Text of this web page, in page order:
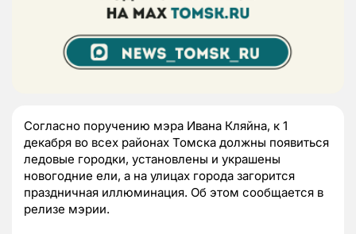
Согласно поручению мэра Ивана Кляйна, к 1
декабря во всех районах Томска должны появиться
ледовые городки, установлены и украшены
новогодние ели, а на улицах города загорится
праздничная иллюминация. Об этом сообщается в
релизе мэрии.